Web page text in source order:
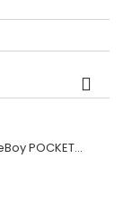
POCKET...